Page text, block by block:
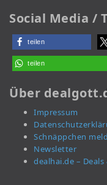
Social Media /
teilen
teilen
Über
Impressum
Schnäppchen
Newsletter
dealhai.de –